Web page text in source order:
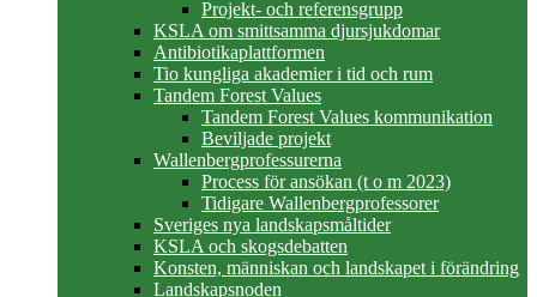
Projekt- och referensgrupp
KSLA om smittsamma djursjukdomar
Antibiotikaplattformen
Tio kungliga akademier i tid och rum
Tandem Forest Values
Tandem Forest Values kommunikation
Beviljade projekt
Wallenbergprofessurerna
Process för ansökan (t o m 2023)
Tidigare Wallenbergprofessorer
Sveriges nya landskapsmåltider
KSLA och skogsdebatten
Konsten, människan och landskapet i förändring
Landskapsnoden